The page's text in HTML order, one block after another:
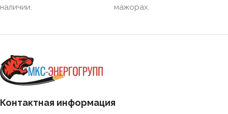
БРОНИРОВАННЫЙ
наличии.
мажорах.
Контактная информация